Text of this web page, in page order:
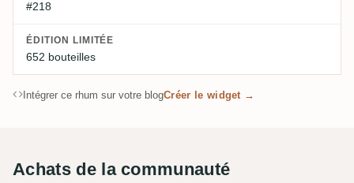
#218
ÉDITION LIMITÉE
652 bouteilles
Intégrer ce rhum sur votre blogCréer le widget →
Achats de la communauté